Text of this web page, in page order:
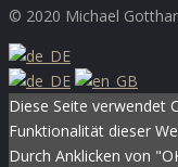
© 2020 Michael
Diese Seite verwendet
Funktionalität dieser
Durch Anklicken von